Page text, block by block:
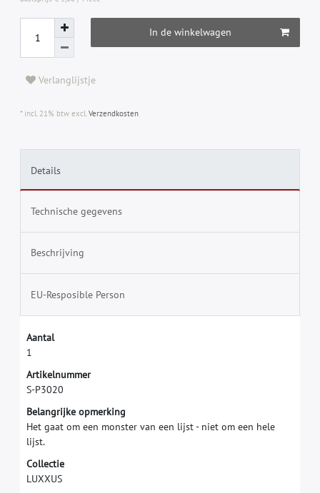
In de winkelwagen
Verlanglijstje
* incl. 21% btw excl.Verzendkosten
Details
Technische gegevens
Beschrijving
EU-Resposible Person
Aantal
1
Artikelnummer
S-P3020
Belangrijke opmerking
Het gaat om een monster van een lijst- niet om een hele
lijst.
Collectie
LUXXUS